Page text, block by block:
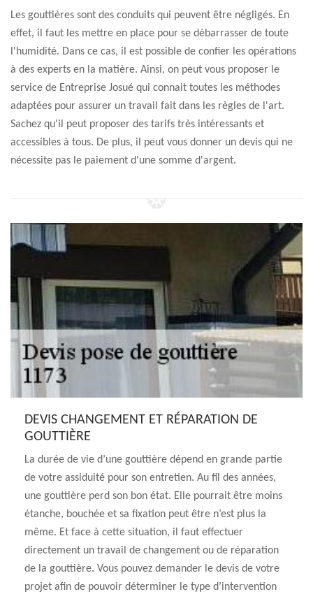
Les gouttières sont des conduits qui peuvent être négligés. En
effet, il faut les mettre en place pour se débarrasser de toute
l'humidité. Dans ce cas, il est possible de confier les opérations
à des experts en la matière. Ainsi, on peut vous proposer le
service de Entreprise Josué qui connait toutes les méthodes
adaptées pour assurer un travail fait dans les règles de l'art.
Sachez qu'il peut proposer des tarifs très intéressants et
accessibles à tous. De plus, il peut vous donner un devis qui ne
nécessite pas le paiement d'une somme d'argent.
DEVIS CHANGEMENT ET RÉPARATION DE
GOUTTIÈRE
La durée de vie d’une gouttière dépend en grande partie
de votre assiduité pour son entretien. Au fil des années,
une gouttière perd son bon état. Elle pourrait être moins
étanche, bouchée et sa fixation peut être n’est plus la
même. Et face à cette situation, il faut effectuer
directement un travail de changement ou de réparation
de la gouttière. Vous pouvez demander le devis de votre
projet afin de pouvoir déterminer le type d’intervention